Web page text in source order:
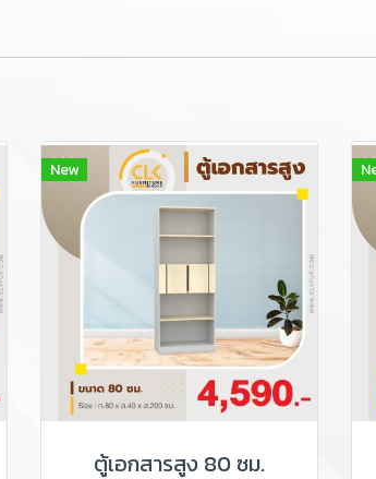
New
ตู้เอกสารสูง 80 ซม.